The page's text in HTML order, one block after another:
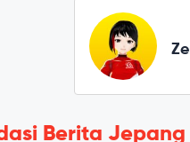
Berita Jepang